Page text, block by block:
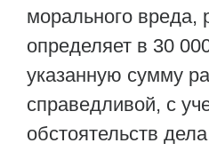
морального вреда,
определяет в 30
указанную сумму
справедливой, с
обстоятельств